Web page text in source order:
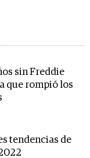
sin Freddie
que rompió los
tendencias de